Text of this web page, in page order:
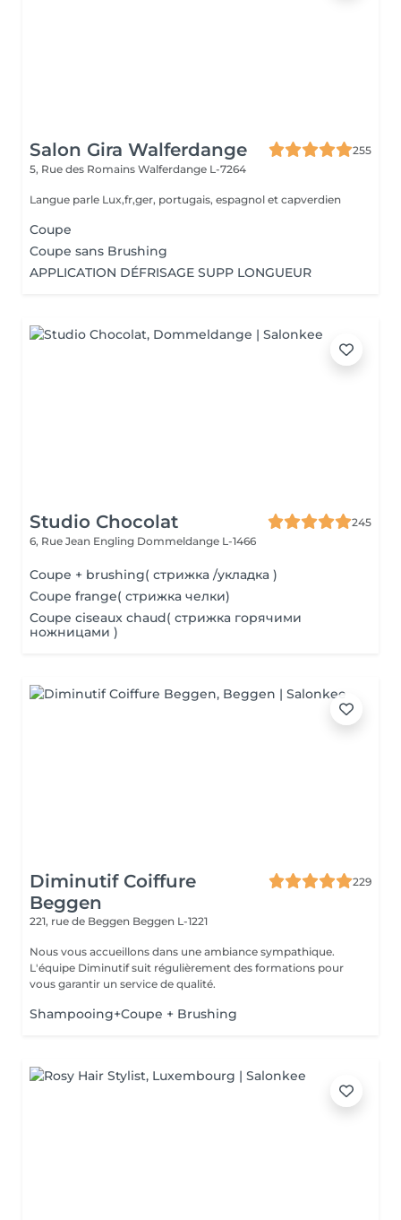
Salon Gira Walferdange
255
5, Rue des Romains Walferdange L-7264
Langue parle Lux,fr,ger, portugais, espagnol et capverdien
Coupe
Coupe sans Brushing
APPLICATION DÉFRISAGE SUPP LONGUEUR
Studio Chocolat
245
6, Rue Jean Engling Dommeldange L-1466
Coupe + brushing( стрижка /укладка )
Coupe frange( стрижка челки)
Coupe ciseaux chaud( стрижка горячими
ножницами )
Diminutif Coiffure
Beggen
229
221, rue de Beggen Beggen L-1221
Nous vous accueillons dans une ambiance sympathique.
L'équipe Diminutif suit régulièrement des formations pour
vous garantir un service de qualité.
Shampooing+Coupe + Brushing